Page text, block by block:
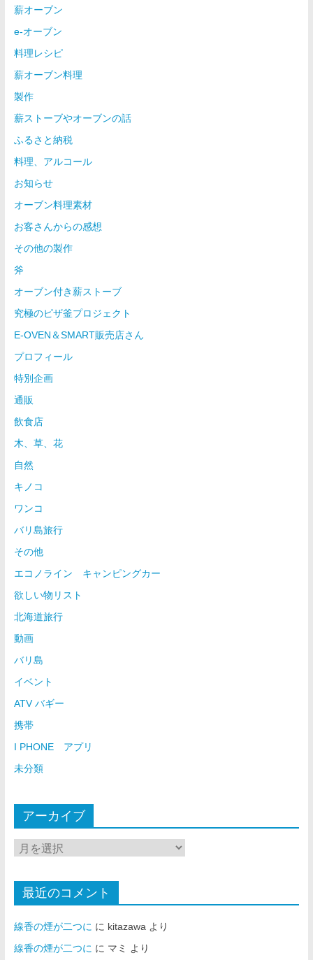
薪オーブン
e-オーブン
料理レシピ
薪オーブン料理
製作
薪ストーブやオーブンの話
ふるさと納税
料理、アルコール
お知らせ
オーブン料理素材
お客さんからの感想
その他の製作
斧
オーブン付き薪ストーブ
究極のピザ釜プロジェクト
E-OVEN＆SMART販売店さん
プロフィール
特別企画
通販
飲食店
木、草、花
自然
キノコ
ワンコ
バリ島旅行
その他
エコノライン キャンピングカー
欲しい物リスト
北海道旅行
動画
バリ島
イベント
ATV バギー
携帯
I PHONE アプリ
未分類
アーカイブ
最近のコメント
線香の煙が二つに に kitazawa より
線香の煙が二つに に マミ
より